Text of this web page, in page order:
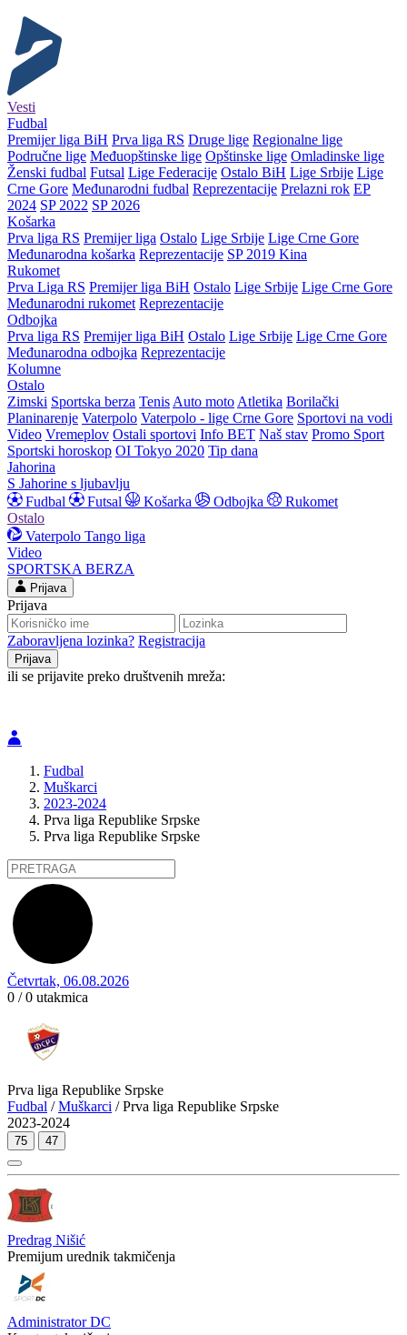
Vesti
Fudbal
Premijer liga BiH Prva liga RS Druge lige Regionalne lige
Područne lige Međuopštinske lige Opštinske lige Omladinske lige
Ženski fudbal Futsal Lige Federacije Ostalo BiH Lige Srbije Lige
Crne Gore Međunarodni fudbal Reprezentacije Prelazni rok EP
2024 SP 2022 SP 2026
Košarka
Prva liga RS Premijer liga Ostalo Lige Srbije Lige Crne Gore
Međunarodna košarka Reprezentacije SP 2019 Kina
Rukomet
Prva Liga RS Premijer liga BiH Ostalo Lige Srbije Lige Crne Gore
Međunarodni rukomet Reprezentacije
Odbojka
Prva liga RS Premijer liga BiH Ostalo Lige Srbije Lige Crne Gore
Međunarodna odbojka Reprezentacije
Kolumne
Ostalo
Zimski Sportska berza Tenis Auto moto Atletika Borilački
Planinarenje Vaterpolo Vaterpolo - lige Crne Gore Sportovi na vodi
Video Vremeplov Ostali sportovi Info BET Naš stav Promo Sport
Sportski horoskop OI Tokyo 2020 Tip dana
Jahorina
S Jahorine s ljubavlju
Fudbal
Futsal Košarka Odbojka
Rukomet
Ostalo
Vaterpolo Tango liga
Video
SPORTSKA BERZA
Prijava
Prijava
Zaboravljena lozinka? Registracija
ili se prijavite preko društvenih mreža:
Fudbal
Muškarci
2023-2024
Prva liga Republike Srpske
Prva liga Republike Srpske
Četvrtak, 06.08.2026
0 / 0 utakmica
Prva liga Republike Srpske
Fudbal /Muškarci / Prva liga Republike Srpske
2023-2024
75 47
Predrag Nišić
Premijum urednik takmičenja
Administrator DC